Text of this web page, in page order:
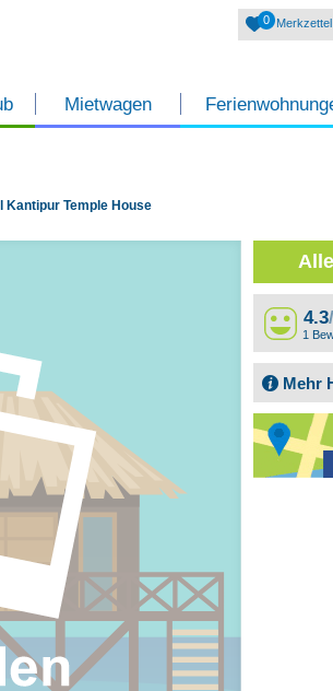
Mietwagen
0 Merkzettel
Kantipur Temple House
4.3
1
Mehr